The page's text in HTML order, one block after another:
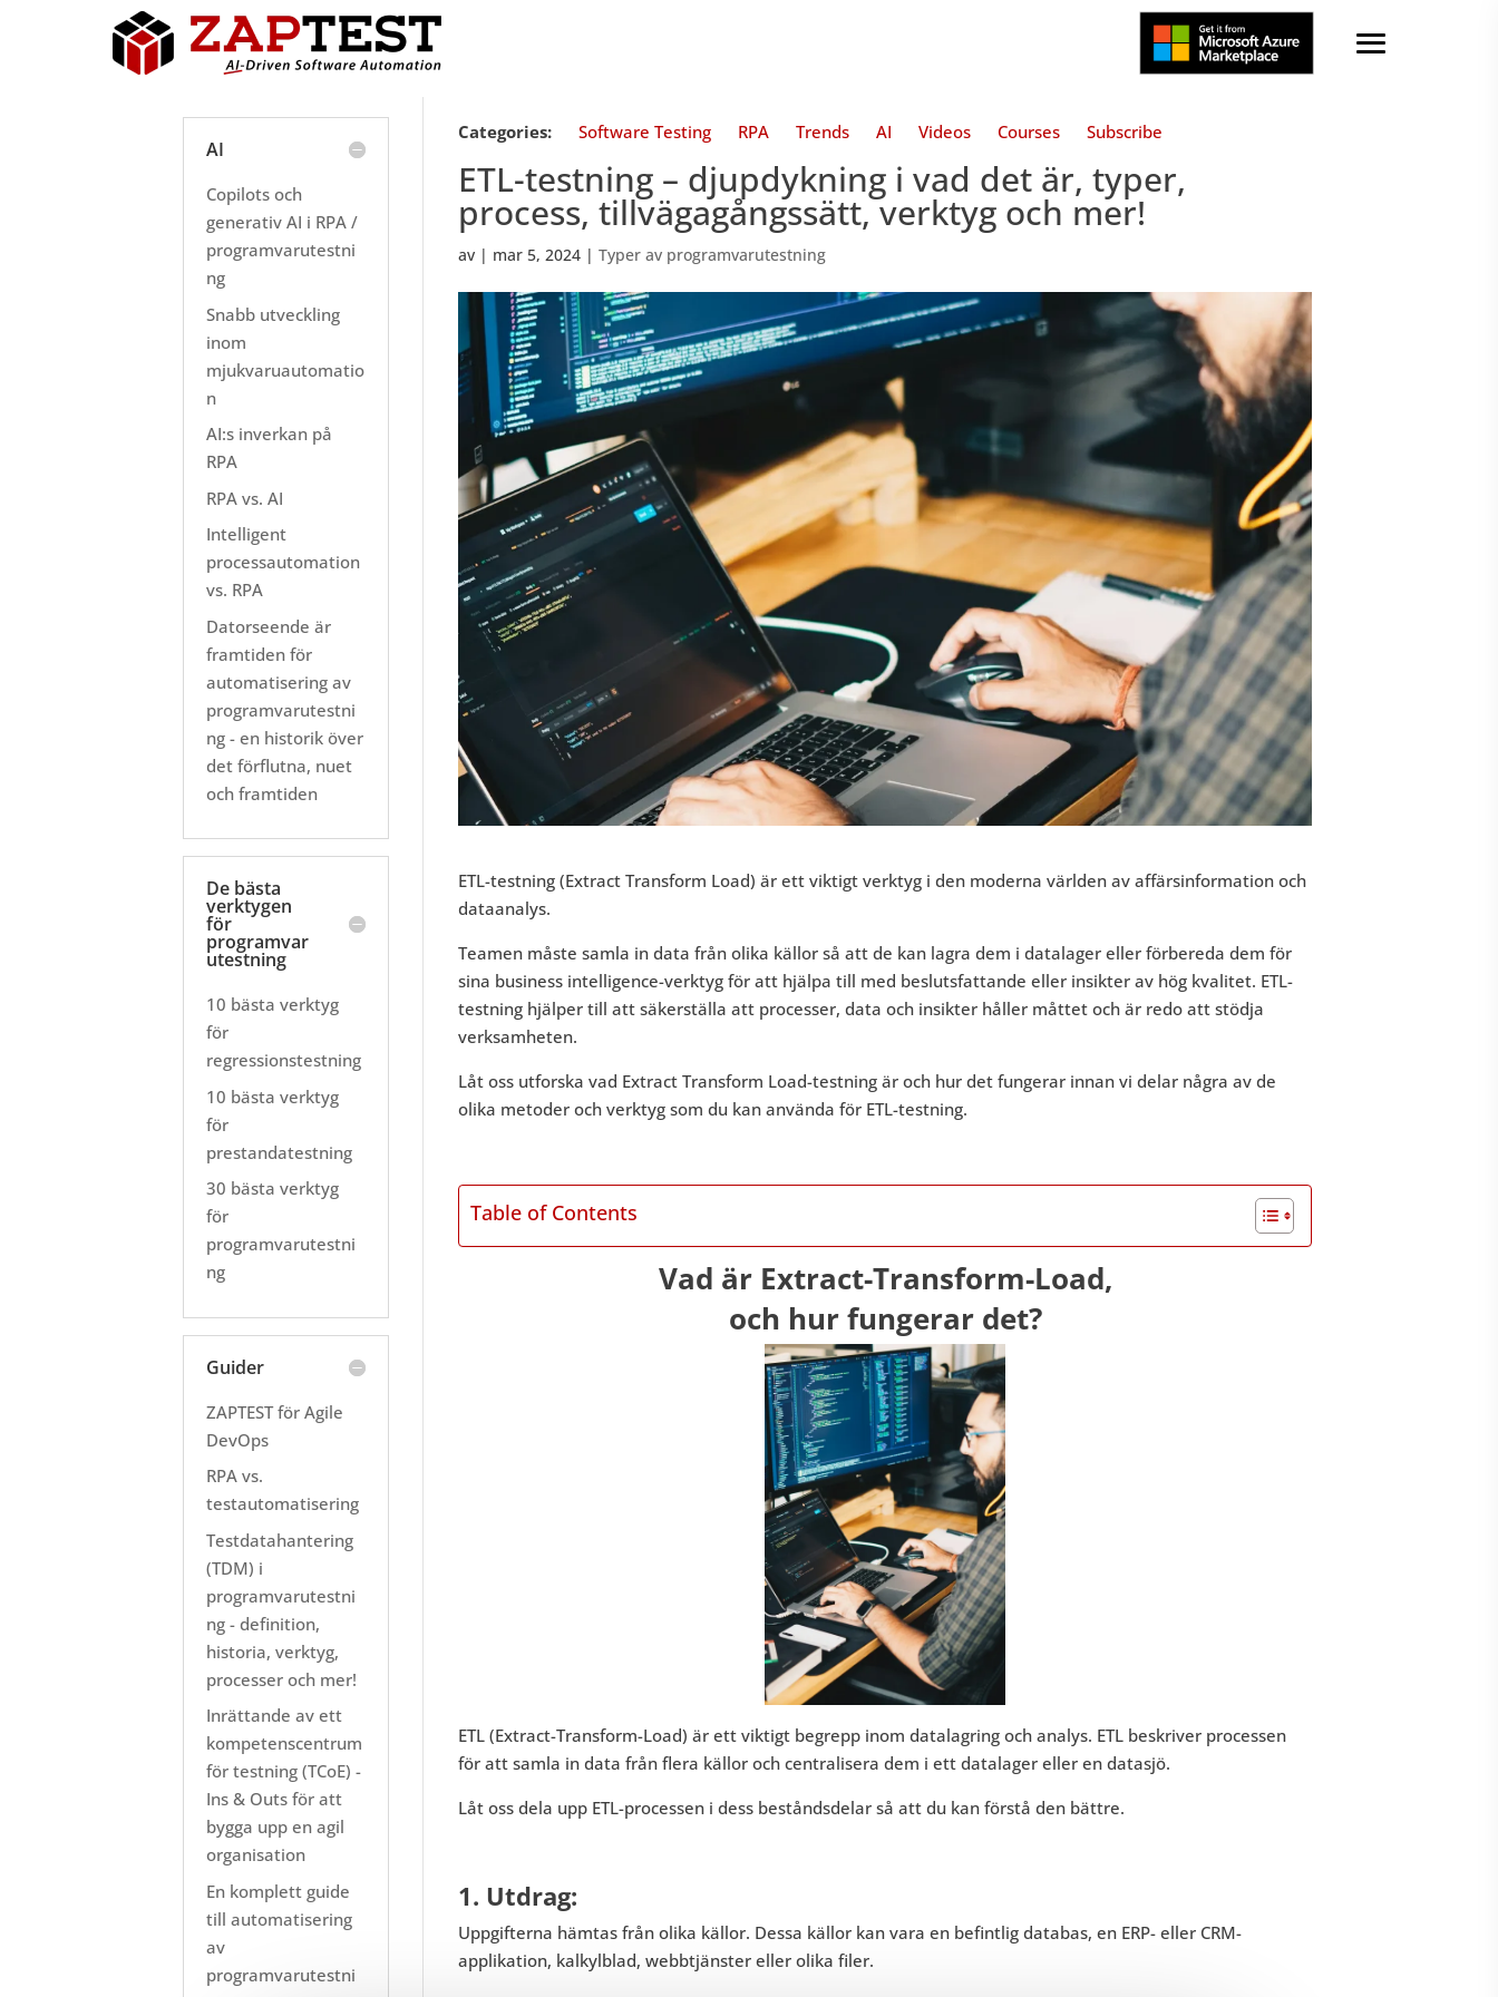
Categories: Software Testing RPA Trends AI Videos Courses Subscribe
ETL-testning – djupdykning i vad det är, typer,
process, tillvägagångssätt, verktyg och mer!
av | mar 5, 2024 |Typer av programvarutestning
ETL-testning (Extract Transform Load) är ett viktigt verktyg i den moderna världen av affärsinformation och
dataanalys.
Teamen måste samla in data från olika källor så att de kan lagra dem i datalager eller förbereda dem för
sina business intelligence-verktyg för att hjälpa till med beslutsfattande eller insikter av hög kvalitet. ETL-
testning hjälper till att säkerställa att processer, data och insikter håller måttet och är redo att stödja
verksamheten.
Låt oss utforska vad Extract Transform Load-testning är och hur det fungerar innan vi delar några av de
olika metoder och verktyg som du kan använda för ETL-testning.
Table of Contents
Vad är Extract-Transform-Load,
och hur fungerar det?
ETL (Extract-Transform-Load) är ett viktigt begrepp inom datalagring och analys. ETL beskriver processen
för att samla in data från flera källor och centralisera dem i ett datalager eller en datasjö.
Låt oss dela upp ETL-processen i dess beståndsdelar så att du kan förstå den bättre.
1. Utdrag:
Uppgifterna hämtas från olika källor. Dessa källor kan vara en befintlig databas, en ERP- eller CRM-
applikation, kalkylblad, webbtjänster eller olika filer.
AI
Copilots och
generativ AI i RPA /
programvarutestni
ng
Snabb utveckling
inom
mjukvaruautomatio
n
AI:s inverkan på
RPA
RPA vs. AI
Intelligent
processautomation
vs. RPA
Datorseende är
framtiden för
automatisering av
programvarutestni
ng - en historik över
det förflutna, nuet
och framtiden
De bästa
verktygen
för
programvar
utestning
10 bästa verktyg
för
regressionstestning
10 bästa verktyg
för
prestandatestning
30 bästa verktyg
för
programvarutestni
ng
Guider
ZAPTEST för Agile
DevOps
RPA vs.
testautomatisering
Testdatahantering
(TDM) i
programvarutestni
ng - definition,
historia, verktyg,
processer och mer!
Inrättande av ett
kompetenscentrum
för testning (TCoE) -
Ins & Outs för att
bygga upp en agil
organisation
En komplett guide
till automatisering
av
programvarutestni